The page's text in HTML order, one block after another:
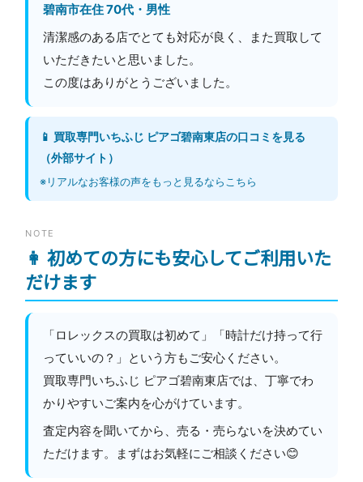
碧南市在住 70代・男性
清潔感のある店でとても対応が良く、また買取して
いただきたいと思いました。
この度はありがとうございました。
📱 買取専門いちふじ ピアゴ碧南東店の口コミを見る
（外部サイト）
※リアルなお客様の声をもっと見るならこちら
NOTE
👩 初めての方にも安心してご利用いた
だけます
「ロレックスの買取は初めて」「時計だけ持って行
っていいの？」という方もご安心ください。
買取専門いちふじ ピアゴ碧南東店では、丁寧でわ
かりやすいご案内を心がけています。
査定内容を聞いてから、売る・売らないを決めてい
ただけます。まずはお気軽にご相談ください😊